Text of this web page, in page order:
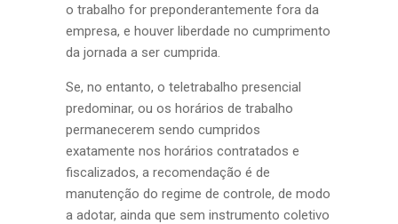
o trabalho for preponderantemente fora da
empresa, e houver liberdade no cumprimento
da jornada a ser cumprida.
Se, no entanto, o teletrabalho presencial
predominar, ou os horários de trabalho
permanecerem sendo cumpridos
exatamente nos horários contratados e
fiscalizados, a recomendação é de
manutenção do regime de controle, de modo
a adotar, ainda que sem instrumento coletivo